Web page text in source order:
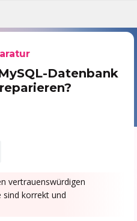
Datenbank
vertrauenswürdigen
sind korrekt und